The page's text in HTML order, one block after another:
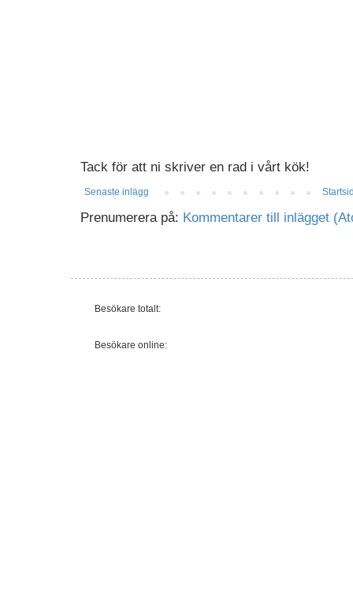
Tack för att ni skriver en rad i vårt kök!
Senaste inlägg
Prenumerera på: Kommentarer till inlägget
Besökare totalt:
Besökare online: